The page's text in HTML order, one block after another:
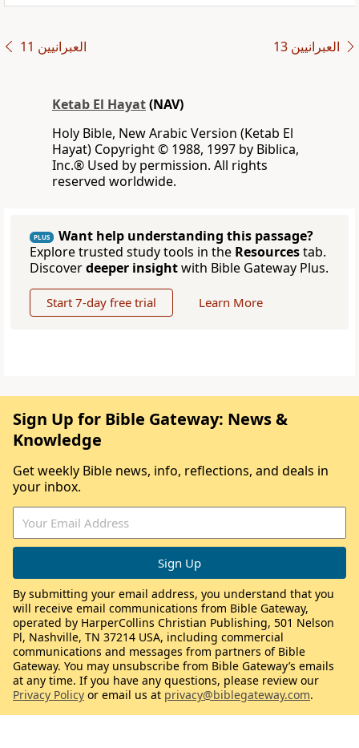
ﺍﻟﻌﺒﺮﺍﻧﻴﻴﻦ 11 ﺍﻟﻌﺒﺮﺍﻧﻴﻴﻦ 13
Ketab El Hayat(NAV)
Holy Bible, New Arabic Version (Ketab El
Hayat) Copyright © 1988, 1997 by Biblica,
Inc.® Used by permission. All rights
reserved worldwide.
PLUS
Want help understanding this passage?
Explore trusted study tools in the Resourcestab.
Discoverdeeper insightwith Bible Gateway Plus.
Start 7-day free trial Learn More
Sign Up for Bible Gateway: News &
Knowledge
Get weekly Bible news, info, reflections, and deals in
your inbox.
By submitting your email address, you understand that you
will receive email communications from Bible Gateway,
operated by HarperCollins Christian Publishing, 501 Nelson
Pl, Nashville, TN 37214 USA, including commercial
communications and messages from partners of Bible
Gateway. You may unsubscribe from Bible Gateway’s emails
at any time. If you have any questions, please review our
Privacy Policy or email us at privacy@biblegateway.com.